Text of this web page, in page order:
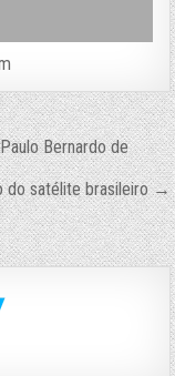
Bernardo de
do satélite brasileiro →